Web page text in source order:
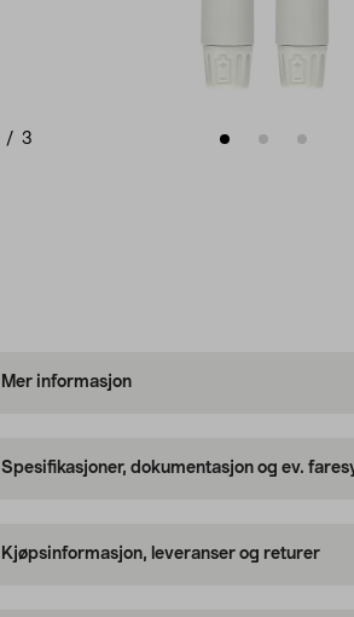
/ 3
Mer informasjon
Spesifikasjoner, dokumentasjon og ev.
Kjøpsinformasjon, leveranser og returer